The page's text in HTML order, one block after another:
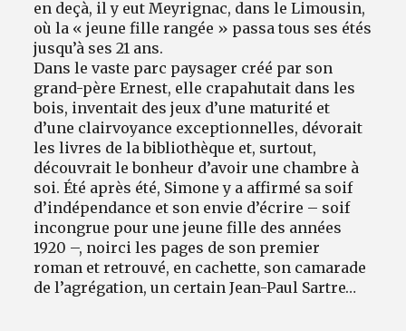
en deçà, il y eut Meyrignac, dans le Limousin,
où la « jeune fille rangée » passa tous ses étés
jusqu’à ses 21 ans.
Dans le vaste parc paysager créé par son
grand-père Ernest, elle crapahutait dans les
bois, inventait des jeux d’une maturité et
d’une clairvoyance exceptionnelles, dévorait
les livres de la bibliothèque et, surtout,
découvrait le bonheur d’avoir une chambre à
soi. Été après été, Simone y a affirmé sa soif
d’indépendance et son envie d’écrire – soif
incongrue pour une jeune fille des années
1920 –, noirci les pages de son premier
roman et retrouvé, en cachette, son camarade
de l’agrégation, un certain Jean-Paul Sartre…